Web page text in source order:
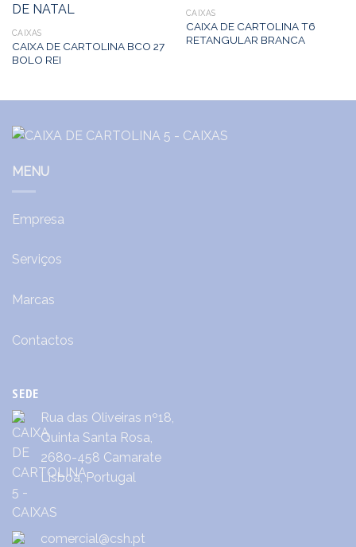
CAIXAS
CAIXA DE CARTOLINA BCO 27
BOLO REI
CAIXAS
CAIXA DE CARTOLINA T6
RETANGULAR BRANCA
MENU
Empresa
Serviços
Marcas
Contactos
SEDE
Rua das Oliveiras nº18,
Quinta Santa Rosa,
2680-458 Camarate
Lisboa, Portugal
comercial@csh.pt